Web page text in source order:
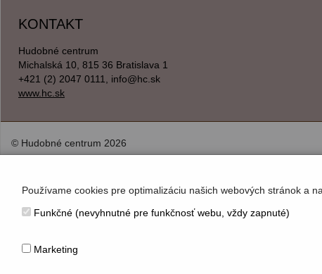
KONTAKT
Hudobné centrum
Michalská 10, 815 36 Bratislava 1
+421 (2) 2047 0111, info@hc.sk
www.hc.sk
© Hudobné centrum 2026
Používame cookies pre optimalizáciu našich webových stránok a
Funkčné (nevyhnutné pre funkčnosť webu, vždy zapnuté)
Marketing